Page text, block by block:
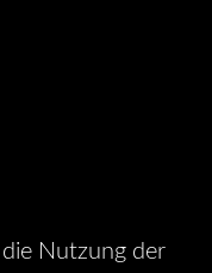
Nutzung der